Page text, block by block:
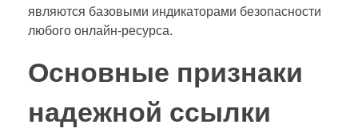
являются базовыми индикаторами безопасности
любого онлайн-ресурса.
Основные признаки
надежной ссылки